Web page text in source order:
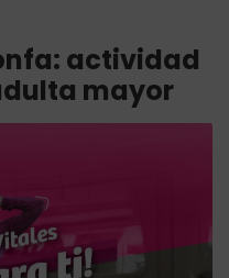
actividad
mayor